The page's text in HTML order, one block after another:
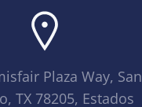
Plaza Way, San
TX 78205, Estados